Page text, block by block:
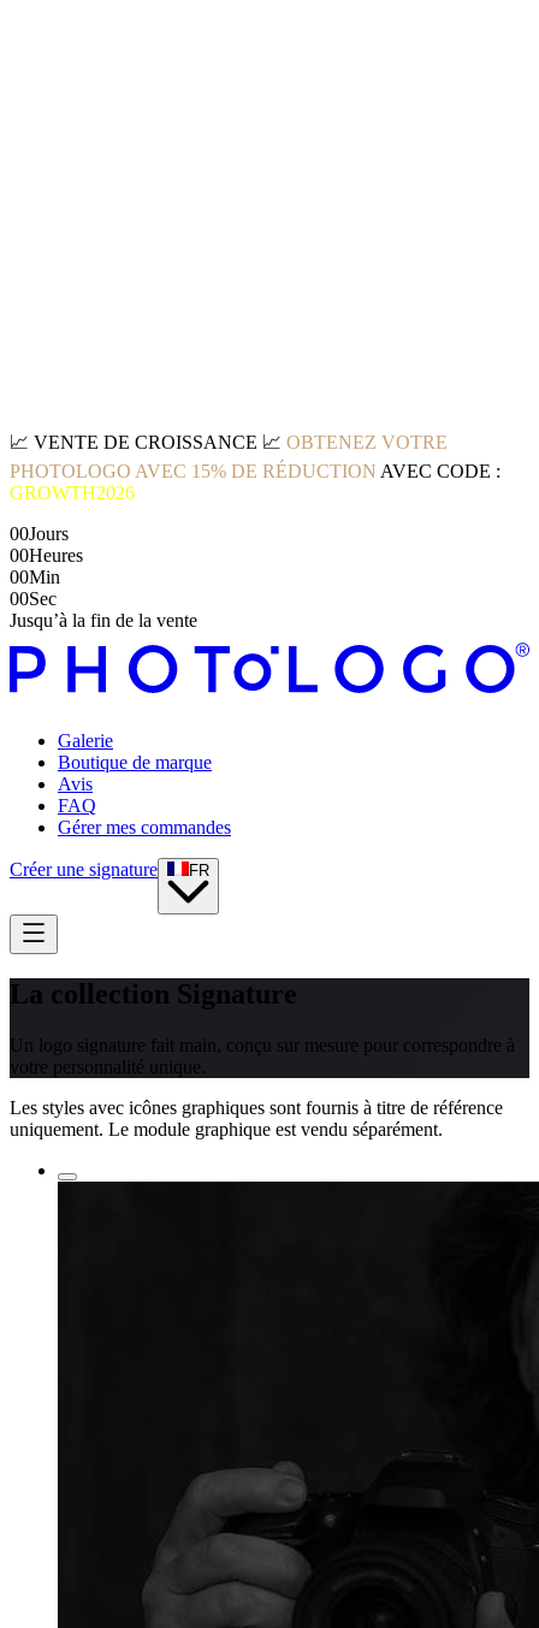
📈 VENTE DE CROISSANCE 📈 OBTENEZ VOTRE
PHOTOLOGO AVEC 15% DE RÉDUCTION AVEC CODE :
GROWTH2026
00Jours
00Heures
00Min
00Sec
Jusqu’à la fin de la vente
Galerie
Boutique de marque
Avis
FAQ
Gérer mes commandes
Créer une signature FR
La collection Signature
Un logo signature fait main, conçu sur mesure pour correspondre à
votre personnalité unique.
Les styles avec icônes graphiques sont fournis à titre de référence
uniquement. Le module graphique est vendu séparément.